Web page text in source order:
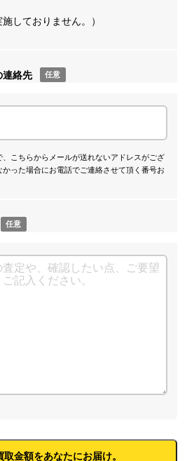
しておりません。）
連絡先 任意
こちらからメールが送れないアドレスがござ
った場合にお電話でご連絡させて頂く番号お
任意